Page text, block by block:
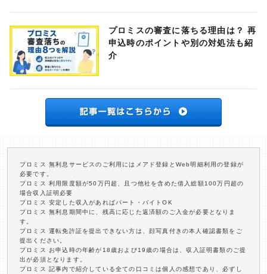
プロミスの審査に落ちる理由は？ 再
申込時のポイントや別の対処法も紹
介
プロミス 無利息サービスのご利用にはメアド登録とWeb明細利用の登録が
必要です。
プロミス 利用限度額が50万円超、且つ他社を含めた借入総額100万円超の
場合収入証明必要
プロミス 安定した収入があればパート・バイトOK
プロミス 無利息期間中に、残高に応じた返済額のご入金が必要となりま
す。
プロミス 運転免許証を提出できない方は、顔写真付きの本人確認書類をご
提出ください。
プロミス お申込時の年齢が18歳および19歳の場合は、収入証明書類のご提
出が必須となります。
プロミス 記事内で紹介している全ての口コミは個人の感想であり、必ずし